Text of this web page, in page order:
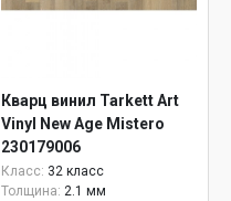
Кварц винил Tarkett Art
Vinyl New Age Mistero
230179006
Класс: 32 класс
Толщина: 2.1 мм